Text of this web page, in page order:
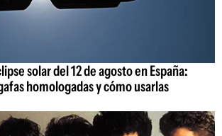
solar del 12 de agosto en España:
homologadas y cómo usarlas